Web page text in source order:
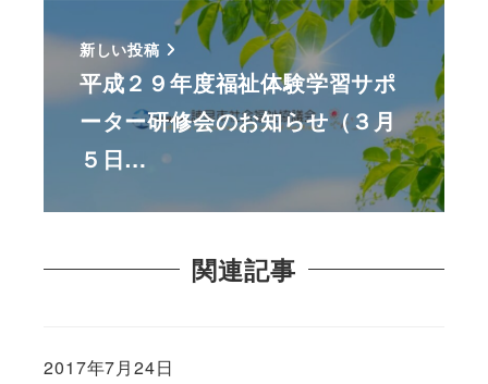
新しい投稿
平成２９年度福祉体験学習サポ
ーター研修会のお知らせ（３月
５日…
関連記事
2017年7月24日